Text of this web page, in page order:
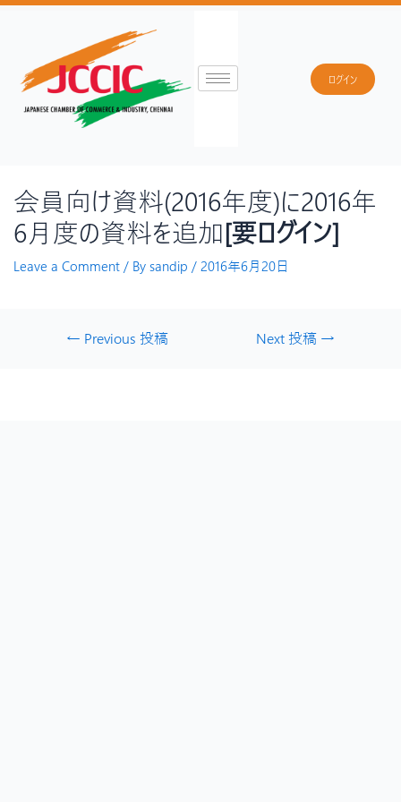
ログイン
会員向け資料(2016年度)に2016年
6月度の資料を追加[要ログイン]
Leave a Comment / By sandip / 2016年6月20日
← Previous 投稿 Next 投稿 →